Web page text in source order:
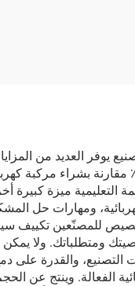
يوفر العديد من
عادةً أقل بنسبة 40-60٪
التعليمية ميزة
ومهارات حل
للمصنّعين تكييف
ومتطلباتك. ولا يمكن
التصنيع، والقدرة
الفعالة. وينتج عن